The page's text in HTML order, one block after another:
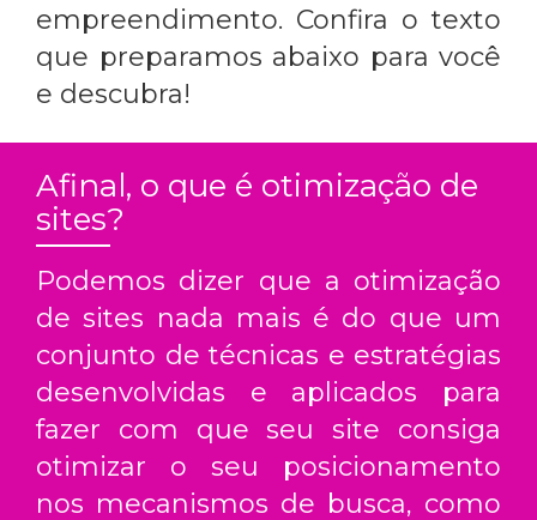
empreendimento. Confira o texto
que preparamos abaixo para você
e descubra!
Afinal, o que é otimização de
sites?
Podemos dizer que a otimização
de sites nada mais é do que um
conjunto de técnicas e estratégias
desenvolvidas e aplicados para
fazer com que seu site consiga
otimizar o seu posicionamento
nos mecanismos de busca, como